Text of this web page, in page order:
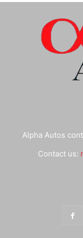
Alpha Autos
Contact us: